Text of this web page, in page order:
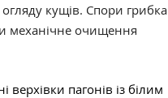
кущів. Спори грибка
механічне очищення
верхівки пагонів із білим